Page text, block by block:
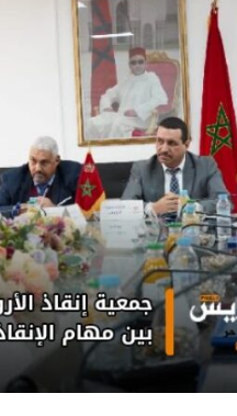
18:53 الداخلة تستعد لاستقبال
13:29 سباق نحو البرلمان.. الأحزاب
12:57 زيارة مرتقبة لفوزي لقجع
11:10 ارتفاع أسعار المحروقات